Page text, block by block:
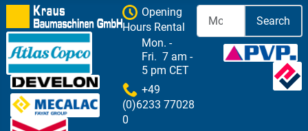
Opening
Hours Rental
Mon. -
Fri. 7 am -
5 pm CET
+49
(0)6233 77028
0
Search